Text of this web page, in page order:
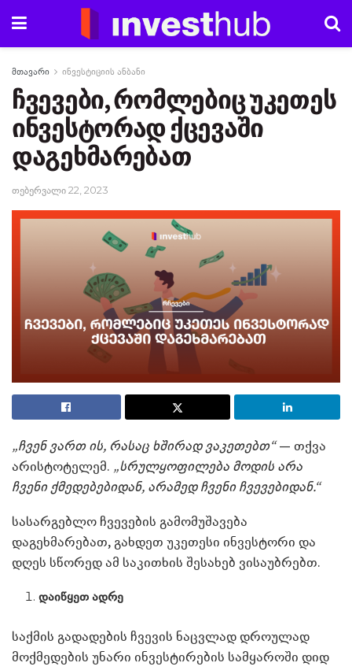
მთავარი ინვესტიციის ანბანი
ჩვევები, რომლებიც უკეთეს
ინვესტორად ქცევაში
დაგეხმარებათ
თებერვალი 22, 2023
„ჩვენ ვართ ის, რასაც ხშირად ვაკეთებთ“— თქვა
არისტოტელემ. „სრულყოფილება მოდის არა
ჩვენი ქმედებებიდან, არამედ ჩვენი ჩვევებიდან.“
სასარგებლო ჩვევების გამომუშავება
დაგეხმარებათ, გახდეთ უკეთესი ინვესტორი და
დღეს სწორედ ამ საკითხის შესახებ ვისაუბრებთ.
დაიწყეთ ადრე
საქმის გადადების ჩვევის ნაცვლად დროულად
მოქმედების უნარი ინვესტირების სამყაროში დიდ